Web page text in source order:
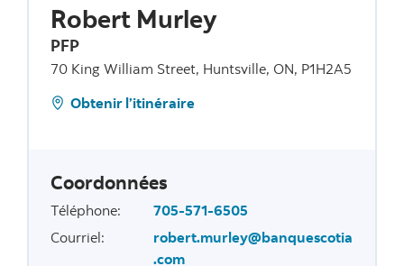
Robert Murley
PFP
70 King William Street, Huntsville, ON, P1H2A5
Obtenir l’itinéraire
Coordonnées
Téléphone:
705-571-6505
Courriel:
robert.murley@banquescotia
.com